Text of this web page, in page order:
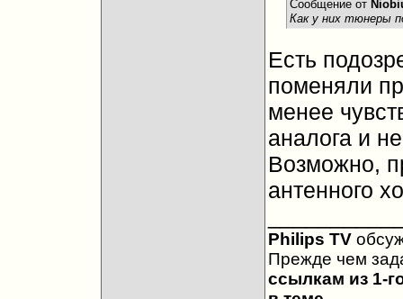
Сообщение от
Как у них тюнеры
Есть
поменяли
менее
аналога и
Возможно,
антенного
Philips TV
Прежде чем
ссылкам из 1-